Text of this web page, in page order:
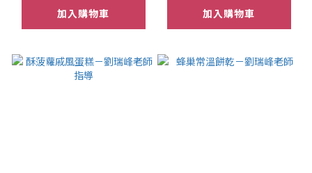
加入購物車 加入購物車